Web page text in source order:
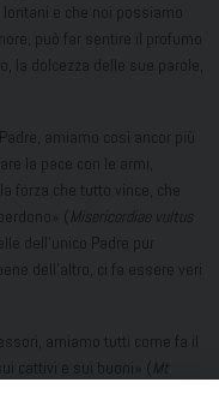
e che noi possiamo
può far sentire il profumo
la dolcezza delle sue parole,
amiamo così ancor più
la pace con le armi,
forza che tutto vince, che
( Misericordiae vultus
dell’unico Padre pur
dell’altro, ci fa essere veri
amiamo tutti come fa il
cattivi e sui buoni» ( Mt